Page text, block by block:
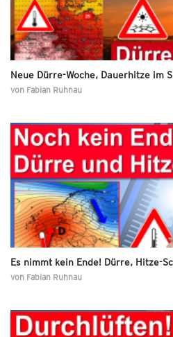
Neue Dürre-Woche, Dauerhitze im
von Fabian Ruhnau
Es nimmt kein Ende! Dürre, Hitze-
von Fabian Ruhnau